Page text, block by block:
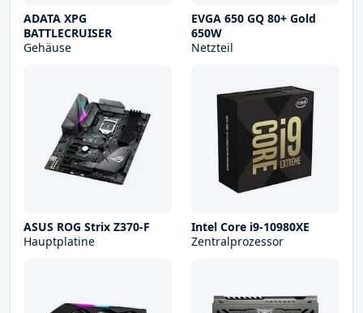
ADATA XPG
BATTLECRUISER
Gehäuse
EVGA 650 GQ 80+ Gold
650W
Netzteil
ASUS ROG Strix Z370-F
Hauptplatine
Intel Core i9-10980XE
Zentralprozessor